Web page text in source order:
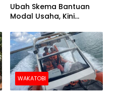
Ubah Skema Bantuan
Modal Usaha, Kini
Barang Senilai Rp419,5
Juta
WAKATOBI